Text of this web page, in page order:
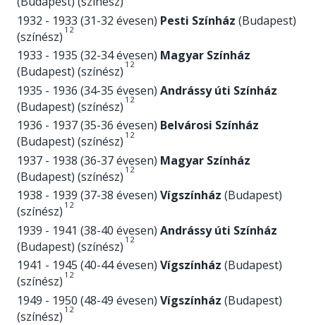
1932 - 1933 (31-32 évesen) Pesti Színház (Budapest)
(színész) 1 2
1933 - 1935 (32-34 évesen) Magyar Színház
(Budapest) (színész) 1 2
1935 - 1936 (34-35 évesen) Andrássy úti Színház
(Budapest) (színész) 1 2
1936 - 1937 (35-36 évesen) Belvárosi Színház
(Budapest) (színész) 1 2
1937 - 1938 (36-37 évesen) Magyar Színház
(Budapest) (színész) 1 2
1938 - 1939 (37-38 évesen) Vígszínház (Budapest)
(színész) 1 2
1939 - 1941 (38-40 évesen) Andrássy úti Színház
(Budapest) (színész) 1 2
1941 - 1945 (40-44 évesen) Vígszínház (Budapest)
(színész) 1 2
1949 - 1950 (48-49 évesen) Vígszínház (Budapest)
(színész) 1 2